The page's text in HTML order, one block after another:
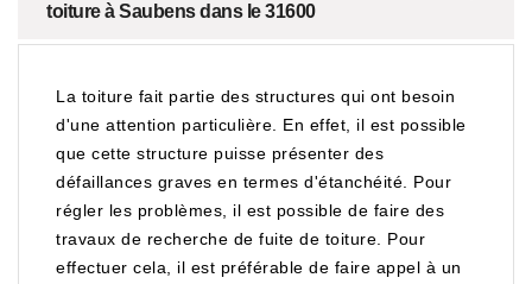
toiture à Saubens dans le 31600
La toiture fait partie des structures qui ont besoin
d'une attention particulière. En effet, il est possible
que cette structure puisse présenter des
défaillances graves en termes d'étanchéité. Pour
régler les problèmes, il est possible de faire des
travaux de recherche de fuite de toiture. Pour
effectuer cela, il est préférable de faire appel à un